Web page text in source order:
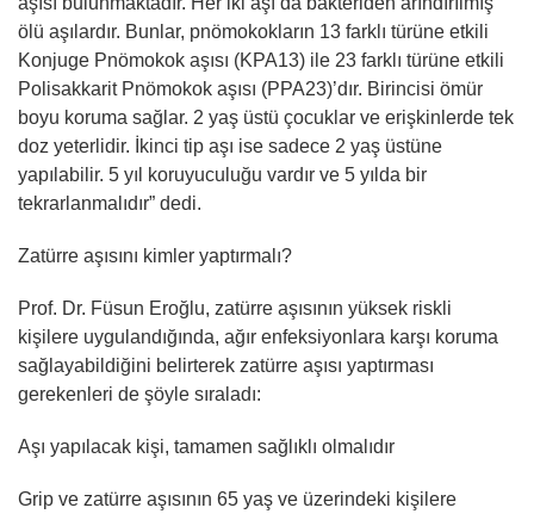
ölü aşılardır. Bunlar, pnömokokların 13 farklı türüne etkili
Konjuge Pnömokok aşısı (KPA13) ile 23 farklı türüne etkili
Polisakkarit Pnömokok aşısı (PPA23)’dır. Birincisi ömür
boyu koruma sağlar. 2 yaş üstü çocuklar ve erişkinlerde tek
doz yeterlidir. İkinci tip aşı ise sadece 2 yaş üstüne
yapılabilir. 5 yıl koruyuculuğu vardır ve 5 yılda bir
tekrarlanmalıdır” dedi.
Zatürre aşısını kimler yaptırmalı?
Prof. Dr. Füsun Eroğlu, zatürre aşısının yüksek riskli
kişilere uygulandığında, ağır enfeksiyonlara karşı koruma
sağlayabildiğini belirterek zatürre aşısı yaptırması
gerekenleri de şöyle sıraladı:
Aşı yapılacak kişi, tamamen sağlıklı olmalıdır
Grip ve zatürre aşısının 65 yaş ve üzerindeki kişilere